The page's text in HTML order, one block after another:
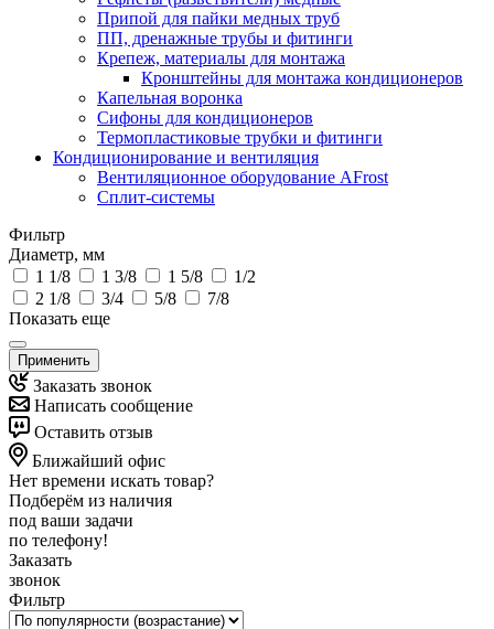
Припой для пайки медных труб
ПП, дренажные трубы и фитинги
Крепеж, материалы для монтажа
Кронштейны для монтажа кондиционеров
Капельная воронка
Сифоны для кондиционеров
Термопластиковые трубки и фитинги
Кондиционирование и вентиляция
Вентиляционное оборудование AFrost
Сплит-системы
Фильтр
Диаметр, мм
1 1/8
1 3/8 1 5/8
1/2
2 1/8
3/4 5/8
7/8
Показать еще
Применить
Заказать звонок
Написать сообщение
Оставить отзыв
Ближайший офис
Нет времени искать товар?
Подберём из наличия
под ваши задачи
по телефону!
Заказать
звонок
Фильтр